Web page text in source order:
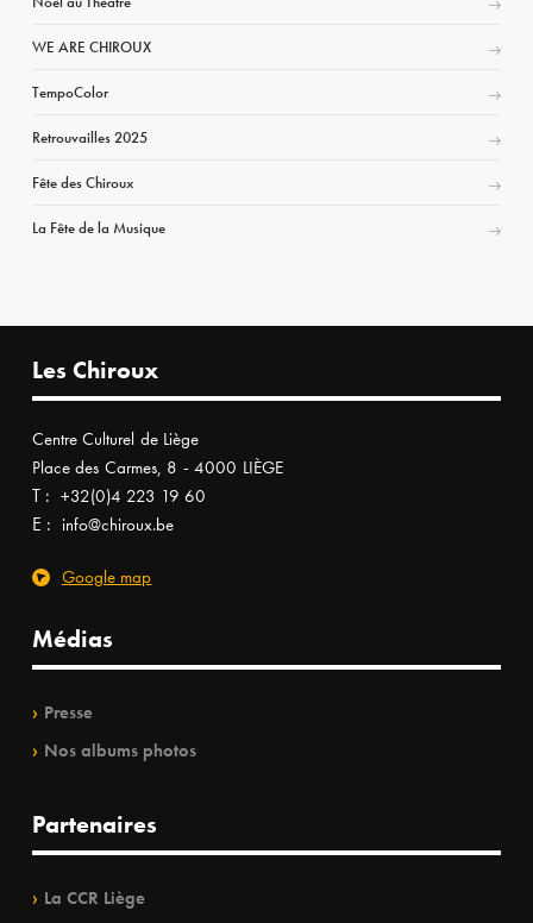
WE ARE CHIROUX
TempoColor
Retrouvailles 2025
Fête des Chiroux
La Fête de la Musique
Les Chiroux
Centre Culturel de Liège
Place des Carmes, 8 - 4000 LIÈGE
T : +32(0)4 223 19 60
E : info@chiroux.be
Google map
Médias
Presse
Nos albums photos
Partenaires
La CCR Liège